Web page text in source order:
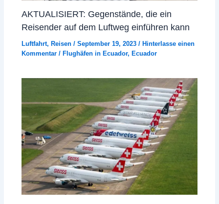
AKTUALISIERT: Gegenstände, die ein
Reisender auf dem Luftweg einführen kann
Luftfahrt, Reisen /September 19, 2023/ Hinterlasse einen
Kommentar / Flughäfen in Ecuador, Ecuador